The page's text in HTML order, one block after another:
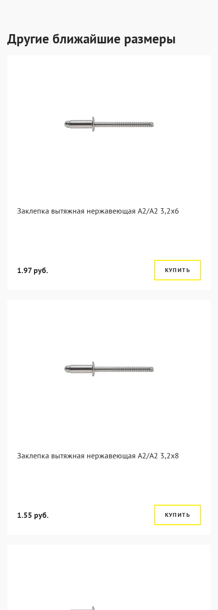
Другие ближайшие размеры
Заклепка вытяжная нержавеющая A2/A2 3,2x6
1.97 руб. КУПИТЬ
Заклепка вытяжная нержавеющая A2/A2 3,2x8
1.55 руб. КУПИТЬ